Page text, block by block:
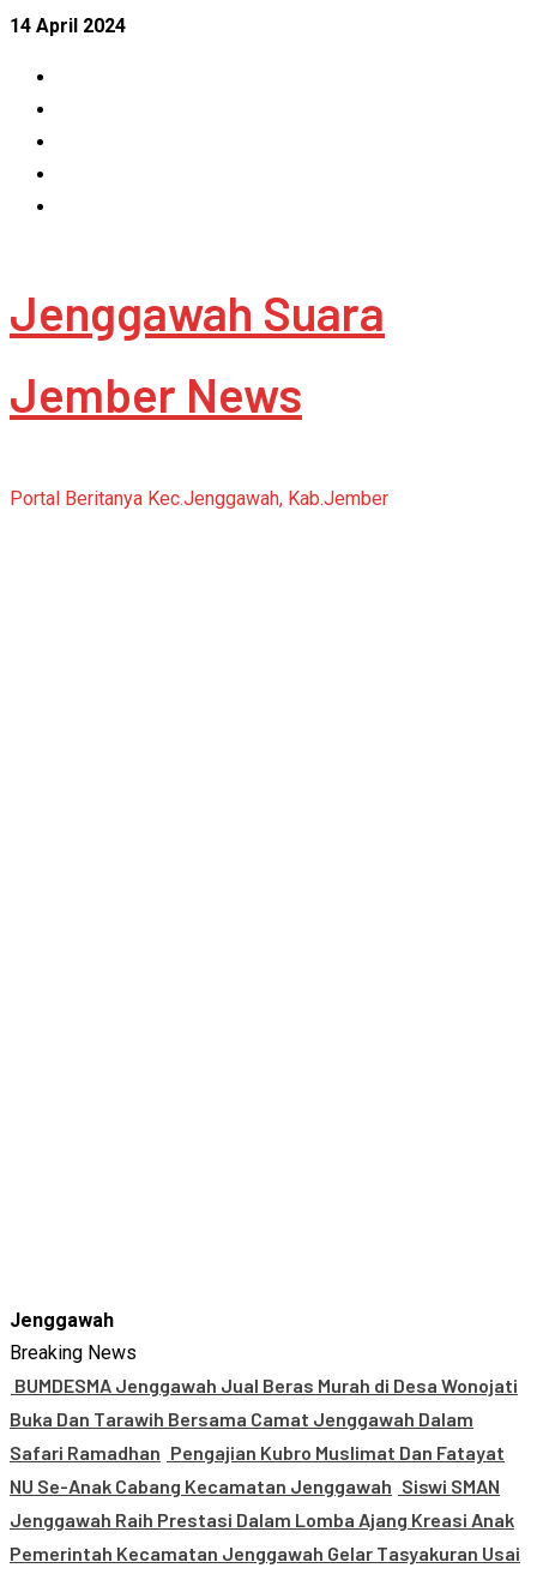
Skip
14 April 2024
Jenggawah Suara
Jember News
Portal Beritanya Kec.Jenggawah, Kab.Jember
Jenggawah
Breaking News
BUMDESMA Jenggawah Jual Beras Murah di Desa Wonojati
Buka Dan Tarawih Bersama Camat Jenggawah Dalam
Safari Ramadhan Pengajian Kubro Muslimat Dan Fatayat
NU Se-Anak Cabang Kecamatan Jenggawah Siswi SMAN
Jenggawah Raih Prestasi Dalam Lomba Ajang Kreasi Anak
Pemerintah Kecamatan Jenggawah Gelar Tasyakuran Usai